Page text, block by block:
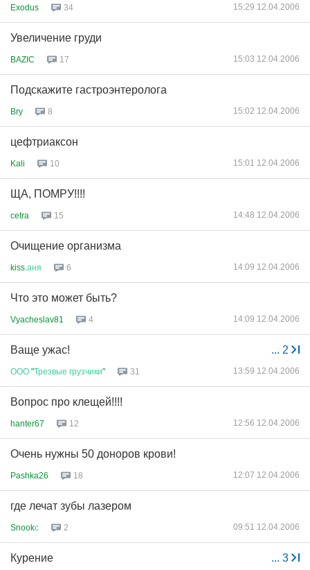
Exodus 34 15:29 12.04.2006
Увеличение груди
BAZIC 17 15:03 12.04.2006
Подскажите гастроэнтеролога
Bry 8 15:02 12.04.2006
цефтриаксон
Kali 10 15:01 12.04.2006
ЩА, ПОМРУ!!!!
cetra 15 14:48 12.04.2006
Очищение организма
kiss. аня 6 14:09 12.04.2006
Что это может быть?
Vyacheslav81 4 14:09 12.04.2006
... 2
Ваще ужас!
ООО "Трезвые грузчики" 31 13:59 12.04.2006
Вопрос про клещей!!!!
hanter67 12 12:56 12.04.2006
Очень нужны 50 доноров крови!
Pashka26 18 12:07 12.04.2006
где лечат зубы лазером
Snookс 2 09:51 12.04.2006
... 3
Курение